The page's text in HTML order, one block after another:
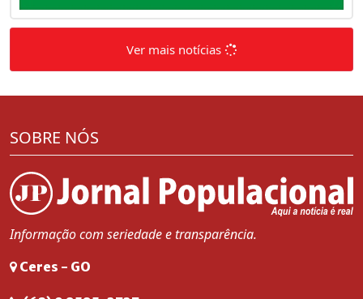
Ver mais notícias
SOBRE NÓS
Informação com seriedade e transparência.
Ceres - GO